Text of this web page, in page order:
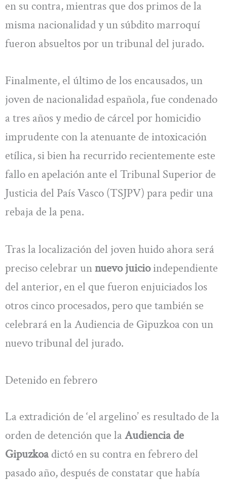
en su contra, mientras que dos primos de la
misma nacionalidad y un súbdito marroquí
fueron absueltos por un tribunal del jurado.
Finalmente, el último de los encausados, un
joven de nacionalidad española, fue condenado
a tres años y medio de cárcel por homicidio
imprudente con la atenuante de intoxicación
etílica, si bien ha recurrido recientemente este
fallo en apelación ante el Tribunal Superior de
Justicia del País Vasco (TSJPV) para pedir una
rebaja de la pena.
Tras la localización del joven huido ahora será
preciso celebrar unnuevo juicioindependiente
del anterior, en el que fueron enjuiciados los
otros cinco procesados, pero que también se
celebrará en la Audiencia de Gipuzkoa con un
nuevo tribunal del jurado.
Detenido en febrero
La extradición de ‘el argelino’ es resultado de la
orden de detención que la Audiencia de
Gipuzkoadictó en su contra en febrero del
pasado año, después de constatar que había